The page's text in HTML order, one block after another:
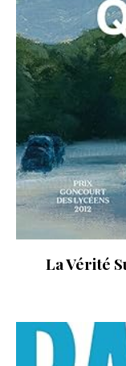
La Vérité